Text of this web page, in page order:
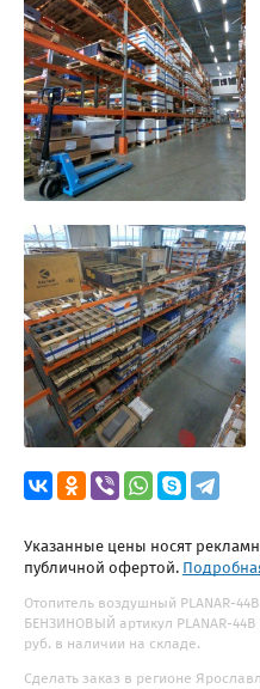
Указанные цены носят
публичной офертой.
Отопитель воздушный PLANAR-
БЕНЗИНОВЫЙ артикул PLANAR-
руб. в наличии на складе.
Сделать заказ в регионе